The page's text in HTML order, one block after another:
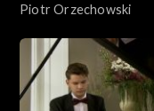
Piotr Orzechowski